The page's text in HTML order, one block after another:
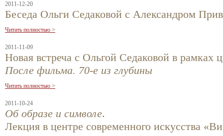
2011-12-20
Беседа Ольги Седаковой с Александром
Читать полностью >
2011-11-09
Новая встреча с Ольгой Седаковой в рамках
После фильма. 70-е из глубины
Читать полностью >
2011-10-24
Об образе и символе.
Лекция в центре современного искусства